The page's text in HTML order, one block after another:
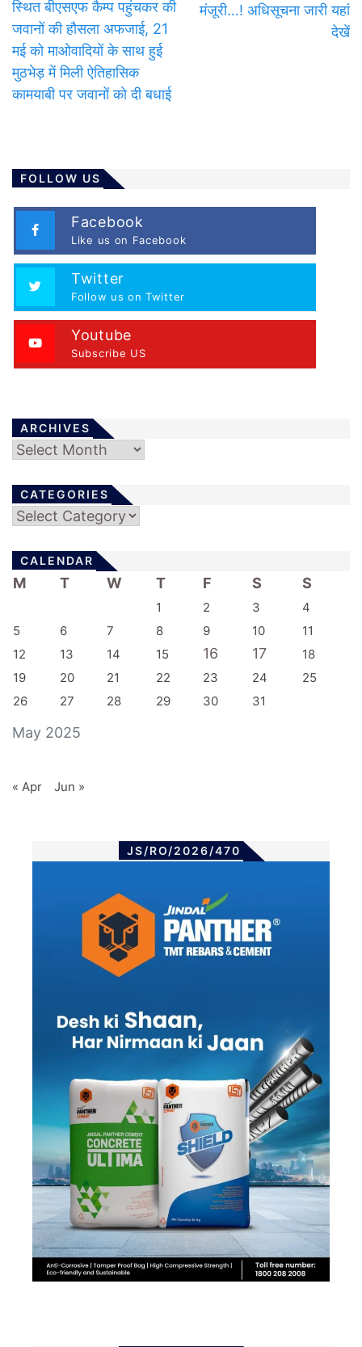
स्थित बीएसएफ कैम्प पहुंचकर की
जवानों की हौसला अफजाई, 21
मई को माओवादियों के साथ हुई
मुठभेड़ में मिली ऐतिहासिक
कामयाबी पर जवानों को दी बधाई
मंजूरी…! अधिसूचना जारी यहां
देखें
FOLLOW US
Facebook
Like us on Facebook
Twitter
Follow us on Twitter
Youtube
Subscribe US
ARCHIVES
Archives
CATEGORIES
Categories
CALENDAR
May 2025
M T W T F S S
1 2 3
4
5
6 7 8 9 10
11
12
13 14 15 16 17
18
19
20 21 22 23 24
25
26
27 28 29 30 31
« Apr Jun »
JS/RO/2026/470